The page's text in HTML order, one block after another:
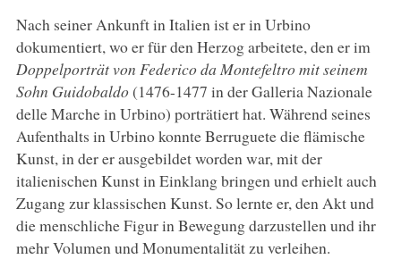
Nach seiner Ankunft in Italien ist er in Urbino
dokumentiert, wo er für den Herzog arbeitete, den er im
Doppelporträt von Federico da Montefeltro mit seinem
Sohn Guidobaldo(1476-1477 in der Galleria Nazionale
delle Marche in Urbino) porträtiert hat. Während seines
Aufenthalts in Urbino konnte Berruguete die flämische
Kunst, in der er ausgebildet worden war, mit der
italienischen Kunst in Einklang bringen und erhielt auch
Zugang zur klassischen Kunst. So lernte er, den Akt und
die menschliche Figur in Bewegung darzustellen und ihr
mehr Volumen und Monumentalität zu verleihen.